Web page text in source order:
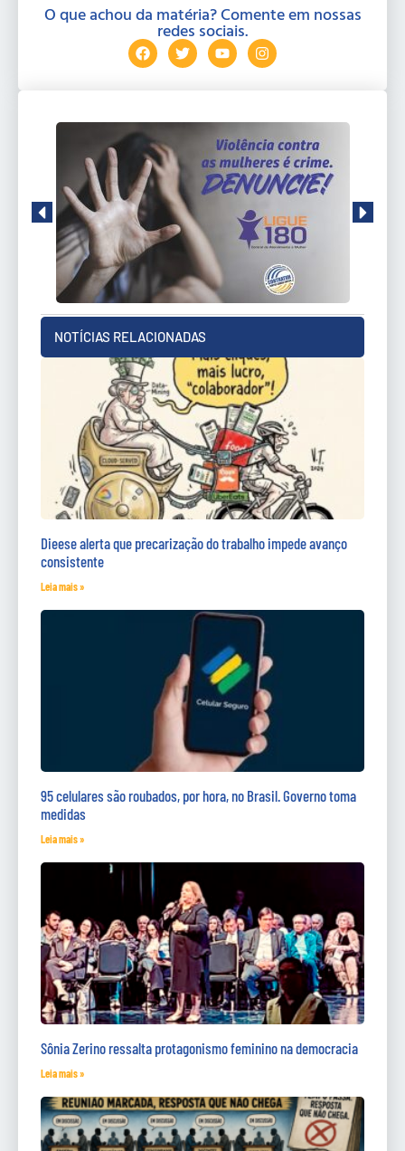
O que achou da matéria? Comente em nossas
redes sociais.
NOTÍCIAS RELACIONADAS
Dieese alerta que precarização do trabalho impede avanço
consistente
Leia mais »
95 celulares são roubados, por hora, no Brasil. Governo toma
medidas
Leia mais »
Sônia Zerino ressalta protagonismo feminino na democracia
Leia mais »